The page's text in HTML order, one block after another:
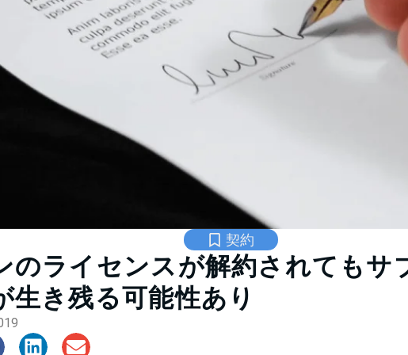
契約
のライセンスが解約されてもサ
生き残る可能性あり